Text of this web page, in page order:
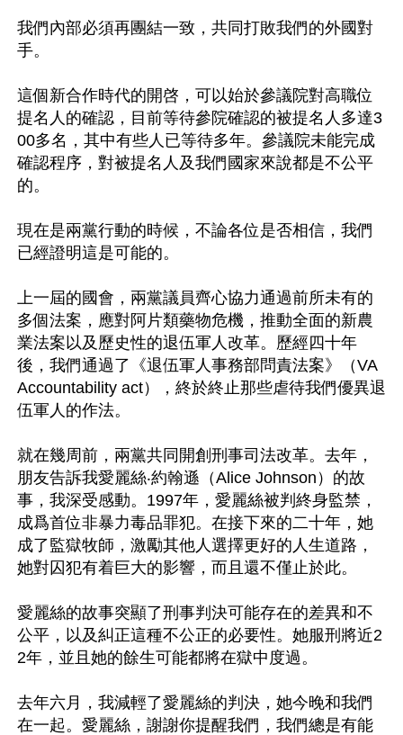
我們內部必須再團結一致，共同打敗我們的外國對
手。
這個新合作時代的開啓，可以始於參議院對高職位
提名人的確認，目前等待參院確認的被提名人多達3
00多名，其中有些人已等待多年。參議院未能完成
確認程序，對被提名人及我們國家來說都是不公平
的。
現在是兩黨行動的時候，不論各位是否相信，我們
已經證明這是可能的。
上一屆的國會，兩黨議員齊心協力通過前所未有的
多個法案，應對阿片類藥物危機，推動全面的新農
業法案以及歷史性的退伍軍人改革。歷經四十年
後，我們通過了《退伍軍人事務部問責法案》（VA
Accountability act），終於終止那些虐待我們優異退
伍軍人的作法。
就在幾周前，兩黨共同開創刑事司法改革。去年，
朋友告訴我愛麗絲‧約翰遜（Alice Johnson）的故
事，我深受感動。1997年，愛麗絲被判終身監禁，
成爲首位非暴力毒品罪犯。在接下來的二十年，她
成了監獄牧師，激勵其他人選擇更好的人生道路，
她對囚犯有着巨大的影響，而且還不僅止於此。
愛麗絲的故事突顯了刑事判決可能存在的差異和不
公平，以及糾正這種不公正的必要性。她服刑將近2
2年，並且她的餘生可能都將在獄中度過。
去年六月，我減輕了愛麗絲的判決，她今晚和我們
在一起。愛麗絲，謝謝你提醒我們，我們總是有能